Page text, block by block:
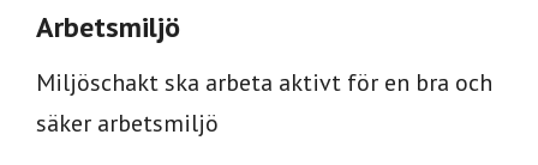
Arbetsmiljö
Miljöschakt ska arbeta aktivt för en bra och
säker arbetsmiljö